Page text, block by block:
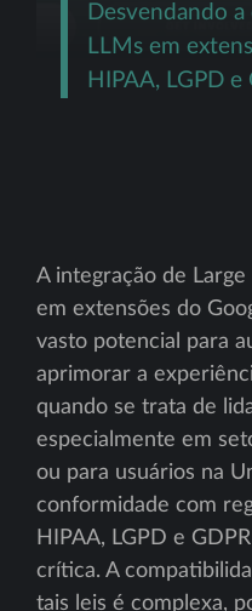
Desvendando
LLMs em
HIPAA, LGPD e
A integração de
em extensões do
vasto potencial para
aprimorar a
quando se trata de
especialmente em
ou para usuários na
conformidade com
HIPAA, LGPD e
crítica. A
tais leis é complexa,